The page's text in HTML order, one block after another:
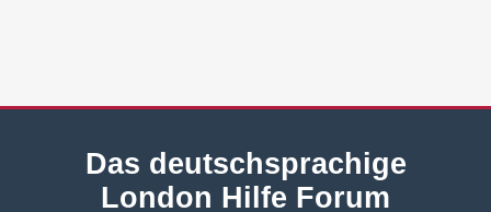
Das deutschsprachige
London Hilfe Forum